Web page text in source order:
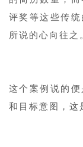
评奖等这些传
所说的心向往之
这个案例说的
和目标意图，这